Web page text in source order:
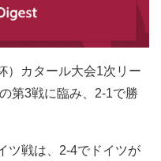
）カタール大会1次リー
第3戦に臨み、2-1で勝
ツ戦は、2-4でドイツが